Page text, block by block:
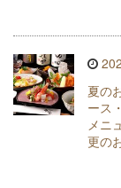
夏の
ース
メニ
更の